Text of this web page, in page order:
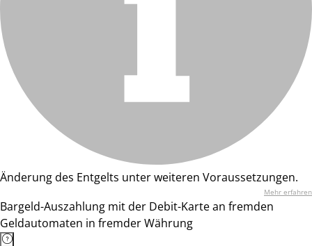
Änderung des Entgelts unter weiteren Voraussetzungen.
Mehr erfahren
Bargeld-Auszahlung mit der Debit-Karte an fremden
Geldautomaten in fremder Währung